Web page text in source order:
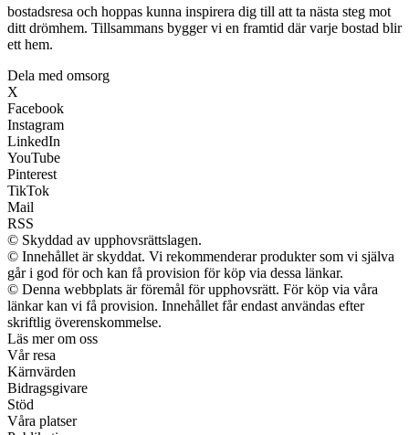
bostadsresa och hoppas kunna inspirera dig till att ta nästa steg mot
ditt drömhem. Tillsammans bygger vi en framtid där varje bostad blir
ett hem.
Dela med omsorg
X
Facebook
Instagram
LinkedIn
YouTube
Pinterest
TikTok
Mail
RSS
© Skyddad av upphovsrättslagen.
© Innehållet är skyddat. Vi rekommenderar produkter som vi själva
går i god för och kan få provision för köp via dessa länkar.
© Denna webbplats är föremål för upphovsrätt. För köp via våra
länkar kan vi få provision. Innehållet får endast användas efter
skriftlig överenskommelse.
Läs mer om oss
Vår resa
Kärnvärden
Bidragsgivare
Stöd
Våra platser